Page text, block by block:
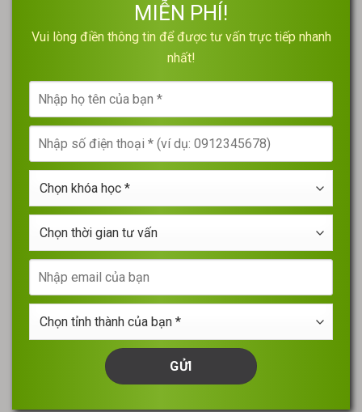
MIỄN PHÍ!
Vui lòng điền thông tin để được tư vấn trực tiếp nhanh
nhất!
họ
tên
của
bạn
*
số
điện
thoại
khóa
học
thời
gian
tư
vấnemail
của
bạn
tỉnh